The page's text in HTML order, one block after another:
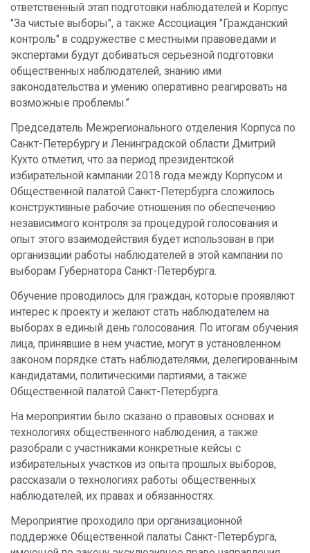
ответственный этап подготовки наблюдателей и Корпус
"За чистые выборы", а также Ассоциация "Гражданский
контроль" в содружестве с местными правоведами и
экспертами будут добиваться серьезной подготовки
общественных наблюдателей, знанию ими
законодательства и умению оперативно реагировать на
возможные проблемы.”
Председатель Межрегионального отделения Корпуса по
Санкт-Петербургу и Ленинградской области Дмитрий
Кухто отметил, что за период президентской
избирательной кампании 2018 года между Корпусом и
Общественной палатой Санкт-Петербурга сложилось
конструктивные рабочие отношения по обеспечению
независимого контроля за процедурой голосования и
опыт этого взаимодействия будет использован в при
организации работы наблюдателей в этой кампании по
выборам Губернатора Санкт-Петербурга.
Обучение проводилось для граждан, которые проявляют
интерес к проекту и желают стать наблюдателем на
выборах в единый день голосования. По итогам обучения
лица, принявшие в нем участие, могут в установленном
законом порядке стать наблюдателями, делегированным
кандидатами, политическими партиями, а также
Общественной палатой Санкт-Петербурга.
На мероприятии было сказано о правовых основах и
технологиях общественного наблюдения, а также
разобрали с участниками конкретные кейсы с
избирательных участков из опыта прошлых выборов,
рассказали о технологиях работы общественных
наблюдателей, их правах и обязанностях.
Мероприятие проходило при организационной
поддержке Общественной палаты Санкт-Петербурга,